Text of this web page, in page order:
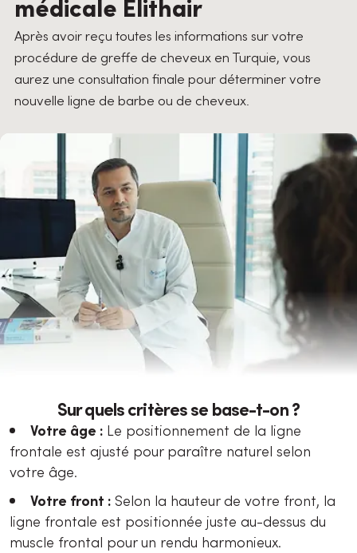
Sur quels critères se base-t-on ?
Votre âge : Le positionnement de la ligne
frontale est ajusté pour paraître naturel selon
votre âge.
Votre front : Selon la hauteur de votre front, la
ligne frontale est positionnée juste au-dessus du
muscle frontal pour un rendu harmonieux.
Après avoir reçu toutes les informations sur votre
procédure de greffe de cheveux en Turquie, vous
aurez une consultation finale pour déterminer votre
nouvelle ligne de barbe ou de cheveux.